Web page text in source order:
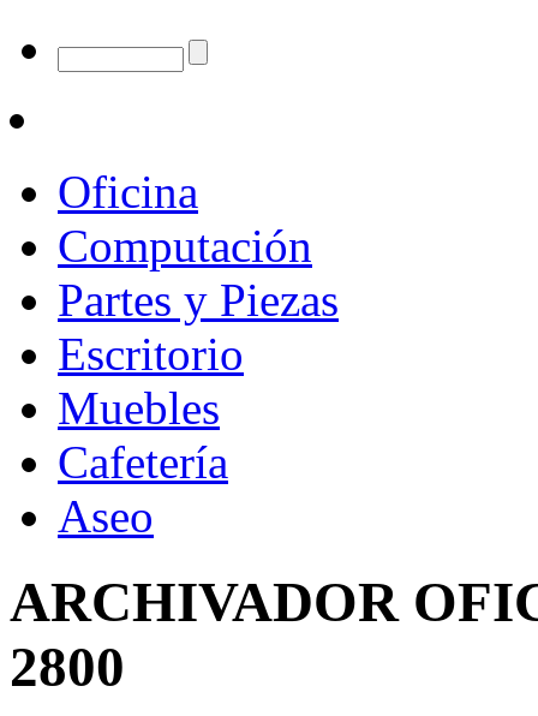
Oficina
Computación
Partes y Piezas
Escritorio
Muebles
Cafetería
Aseo
ARCHIVADOR
2800